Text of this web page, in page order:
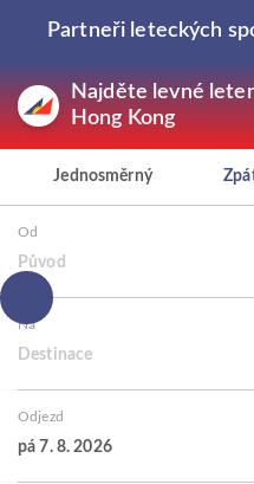
Partneři leteckých
Najděte levné
Hong Kong
Jednosměrný
Od
Původ
Na
Destinace
Odjezd
pá 7. 8. 2026